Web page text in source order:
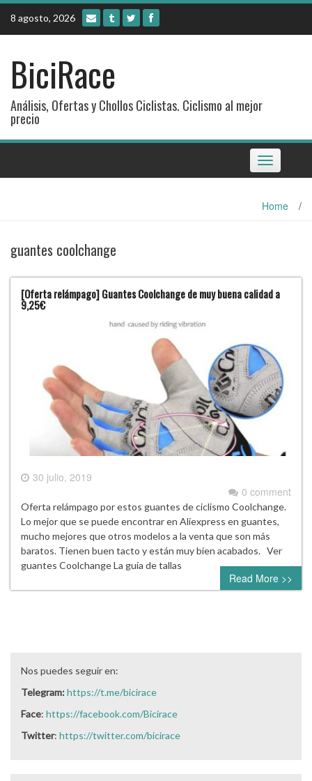
Skip
content
8 agosto, 2026
BiciRace
Análisis, Ofertas y Chollos Ciclistas. Ciclismo al mejor
precio
Toggle
navigation
Home /
guantes coolchange
[Oferta relámpago] Guantes Coolchange de muy buena calidad a
9,25€
30 julio, 2019
0 comment
Oferta relámpago por estos guantes de ciclismo Coolchange.
Lo mejor que se puede encontrar en Aliexpress en guantes,
mucho mejores que otros modelos a la venta que son más
baratos. Tienen buen tacto y están muy bien acabados. Ver
guantes Coolchange La guía de tallas
Read More >>
Nos puedes seguir en:
Telegram:https://t.me/bicirace
Face: https://facebook.com/Bicirace
Twitter: https://twitter.com/bicirace